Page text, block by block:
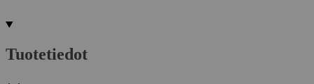
Tuotetiedot